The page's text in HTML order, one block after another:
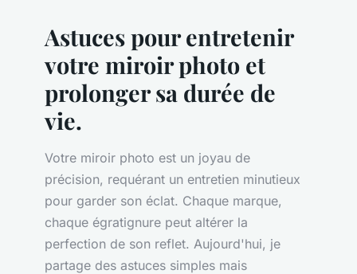
Astuces pour entretenir
votre miroir photo et
prolonger sa durée de
vie.
Votre miroir photo est un joyau de
précision, requérant un entretien minutieux
pour garder son éclat. Chaque marque,
chaque égratignure peut altérer la
perfection de son reflet. Aujourd'hui, je
partage des astuces simples mais